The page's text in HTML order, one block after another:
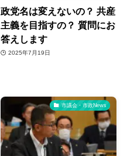
政党名は変えないの？ 共産
主義を目指すの？ 質問にお
答えします
2025年7月19日
市議会・市政News